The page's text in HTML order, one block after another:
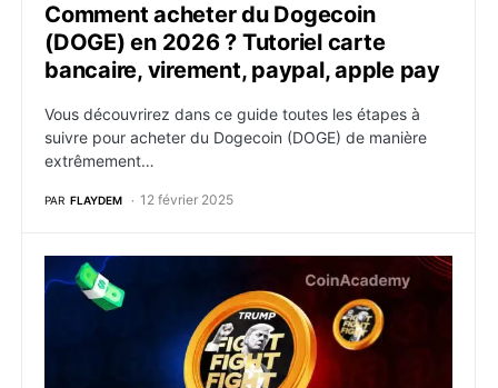
Comment acheter du Dogecoin
(DOGE) en 2026 ? Tutoriel carte
bancaire, virement, paypal, apple pay
Vous découvrirez dans ce guide toutes les étapes à
suivre pour acheter du Dogecoin (DOGE) de manière
extrêmement…
PAR FLAYDEM 12 février 2025
Comment acheter du Official Trump (Trump) en